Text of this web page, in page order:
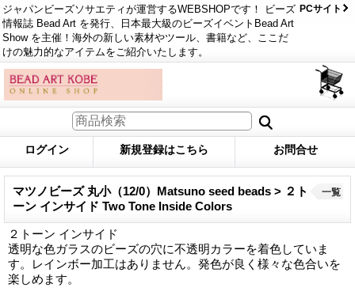
ジャパンビーズソサエティが運営するWEBSHOPです！ ビーズ
情報誌 Bead Art を発行、日本最大級のビーズイベントBead Art
Show を主催！海外の新しい素材やツール、書籍など、ここだ
けの魅力的なアイテムをご紹介いたします。
PCサイト
ログイン 新規登録はこちら お問合せ
マツノビーズ 丸小（12/0）Matsuno seed beads > ２ト
ーン インサイド Two Tone Inside Colors
２トーン インサイド
透明な色ガラスのビーズの穴に不透明カラーを着色していま
す。レインボー加工はありません。発色が良く様々な色合いを
楽しめます。
一覧